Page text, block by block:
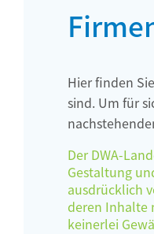
Hier finden
sind. Um für
Der DWA-
Gestaltung
ausdrücklich
deren Inhalte
keinerlei